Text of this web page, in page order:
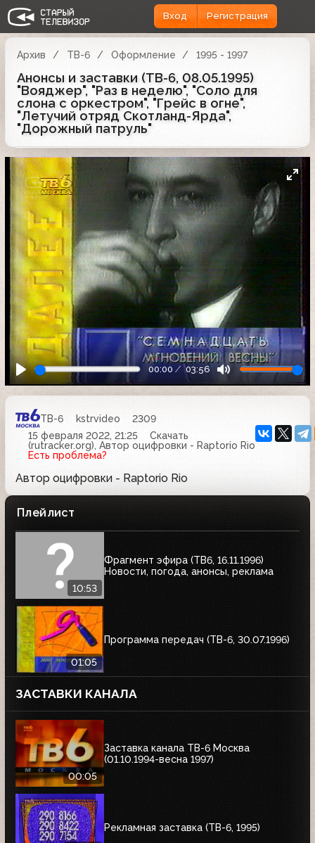
Вход Регистрация
Архив ТВ-6 Оформление 1995 - 1997
Анонсы и заставки (ТВ-6, 08.05.1995)
"Вояджер", "Раз в неделю", "Соло для
слона с оркестром", "Грейс в огне",
"Летучий отряд Скотланд-Ярда",
"Дорожный патруль"
00:00 03:56
ТВ-6 kstrvideo
2309
15 февраля 2022, 21:25
Скачать
(rutracker.org), Автор оцифровки - Raptorio Rio
Есть проблема?
Автор оцифровки - Raptorio Rio
Плейлист
10:53
Фрагмент эфира (ТВ6, 16.11.1996)
Новости, погода, анонсы, реклама
01:05
Программа передач (ТВ-6, 30.07.1996)
ЗАСТАВКИ КАНАЛА
00:05
Заставка канала ТВ-6 Москва
(01.10.1994-весна 1997)
Рекламная заставка (ТВ-6, 1995)